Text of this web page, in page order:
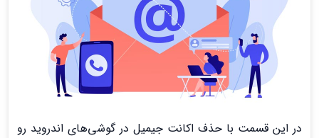
در این قسمت با حذف اکانت جیمیل در گوشی‌های اندروید رو